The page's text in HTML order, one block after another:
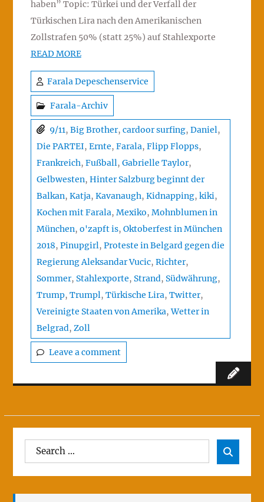
haben” Topic: Türkei und der Verfall der
Türkischen Lira nach den Amerikanischen
Zollstrafen 50% (statt 25%) auf Stahlexporte
READ MORE
Farala Depeschenservice
Farala-Archiv
9/11, Big Brother, cardoor surfing, Daniel,
Die PARTEI, Ernte, Farala, Flipp Flopps,
Frankreich, Fußball, Gabrielle Taylor,
Gelbwesten, Hinter Salzburg beginnt der
Balkan, Katja, Kavanaugh, Kidnapping, kiki,
Kochen mit Farala, Mexiko, Mohnblumen in
München, o'zapft is, Oktoberfest in München
2018, Pinupgirl, Proteste in Belgard gegen die
Regierung Aleksandar Vucic, Richter,
Sommer, Stahlexporte, Strand, Südwährung,
Trump, Trumpl, Türkische Lira, Twitter,
Vereinigte Staaten von Amerika,Wetter in
Belgrad, Zoll
Leave a comment
Search
for:
